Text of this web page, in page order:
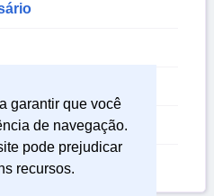
garantir que você
de navegação.
pode prejudicar
recursos.